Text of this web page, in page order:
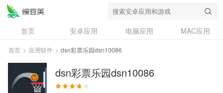
首页 安卓应用 电脑应用
MAC应用
资讯
专题
首页 > 应用软件 > dsn彩票乐园dsn10086
dsn彩票乐园dsn10086